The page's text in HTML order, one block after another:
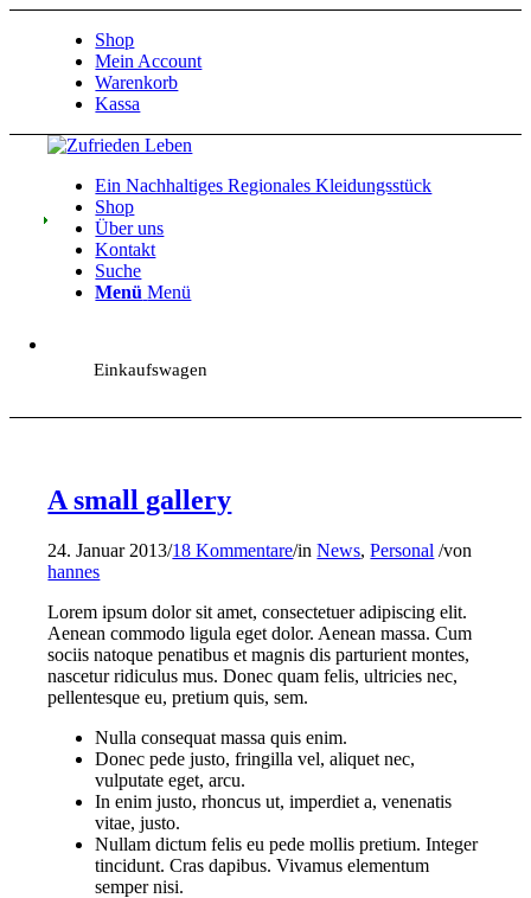
Shop
Mein Account
Warenkorb
Kassa
Ein Nachhaltiges Regionales Kleidungsstück
Shop
Über uns
Kontakt
Suche
Menü Menü
Einkaufswagen
A small gallery
24. Januar 2013/18 Kommentare/inNews,Personal /von
hannes
Lorem ipsum dolor sit amet, consectetuer adipiscing elit.
Aenean commodo ligula eget dolor. Aenean massa. Cum
sociis natoque penatibus et magnis dis parturient montes,
nascetur ridiculus mus. Donec quam felis, ultricies nec,
pellentesque eu, pretium quis, sem.
Nulla consequat massa quis enim.
Donec pede justo, fringilla vel, aliquet nec,
vulputate eget, arcu.
In enim justo, rhoncus ut, imperdiet a, venenatis
vitae, justo.
Nullam dictum felis eu pede mollis pretium. Integer
tincidunt. Cras dapibus. Vivamus elementum
semper nisi.